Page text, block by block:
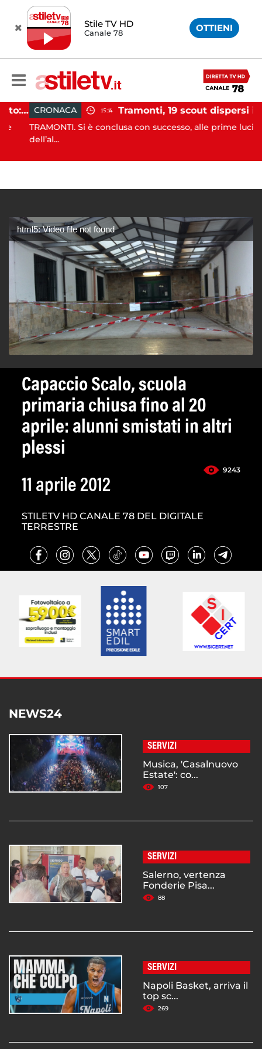
Stile TV HD
Canale 78 OTTIENI
Incidente agricolo nel Cilento: trattore si ribalta, muore 71enne CRONACA 15:14 Tramonti, 19 scout dispersi in montagna salvati dai vigili del fuoco
TRAMONTI. Si è conclusa con successo, alle prime luci
dell’al...
html5: Video file not found
Capaccio Scalo, scuola
primaria chiusa fino al 20
aprile: alunni smistati in altri
plessi
9243
11 aprile 2012
STILETV HD CANALE 78 DEL DIGITALE
TERRESTRE
NEWS24
SERVIZI
Musica, 'Casalnuovo
Estate': co...
107
SERVIZI
Salerno, vertenza
Fonderie Pisa...
88
SERVIZI
Napoli Basket, arriva il
top sc...
269